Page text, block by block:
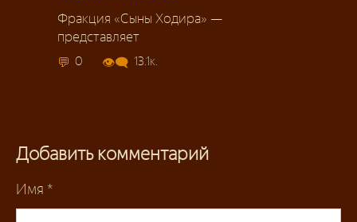
Фракция «Сыны Ходира» —
представляет
0 13.1к.
Добавить комментарий
Имя *